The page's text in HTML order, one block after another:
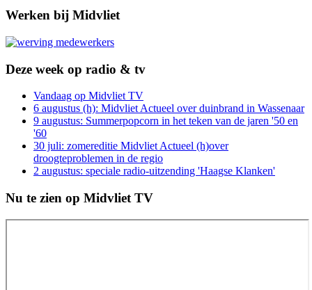
Werken bij Midvliet
Deze week op radio & tv
Vandaag op Midvliet TV
6 augustus (h): Midvliet Actueel over duinbrand in Wassenaar
9 augustus: Summerpopcorn in het teken van de jaren '50 en
'60
30 juli: zomereditie Midvliet Actueel (h)over
droogteproblemen in de regio
2 augustus: speciale radio-uitzending 'Haagse Klanken'
Nu te zien op Midvliet TV